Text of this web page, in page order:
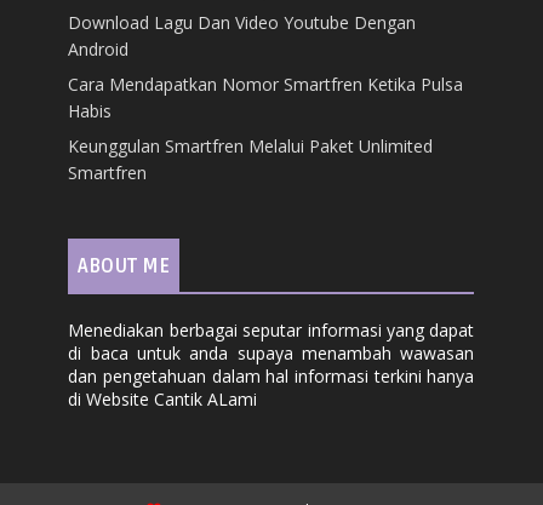
Download Lagu Dan Video Youtube Dengan
Android
Cara Mendapatkan Nomor Smartfren Ketika Pulsa
Habis
Keunggulan Smartfren Melalui Paket Unlimited
Smartfren
ABOUT ME
Menediakan berbagai seputar informasi yang dapat
di baca untuk anda supaya menambah wawasan
dan pengetahuan dalam hal informasi terkini hanya
di Website Cantik ALami